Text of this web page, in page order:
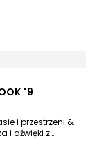
"9
i przestrzeni &
i dźwięki z